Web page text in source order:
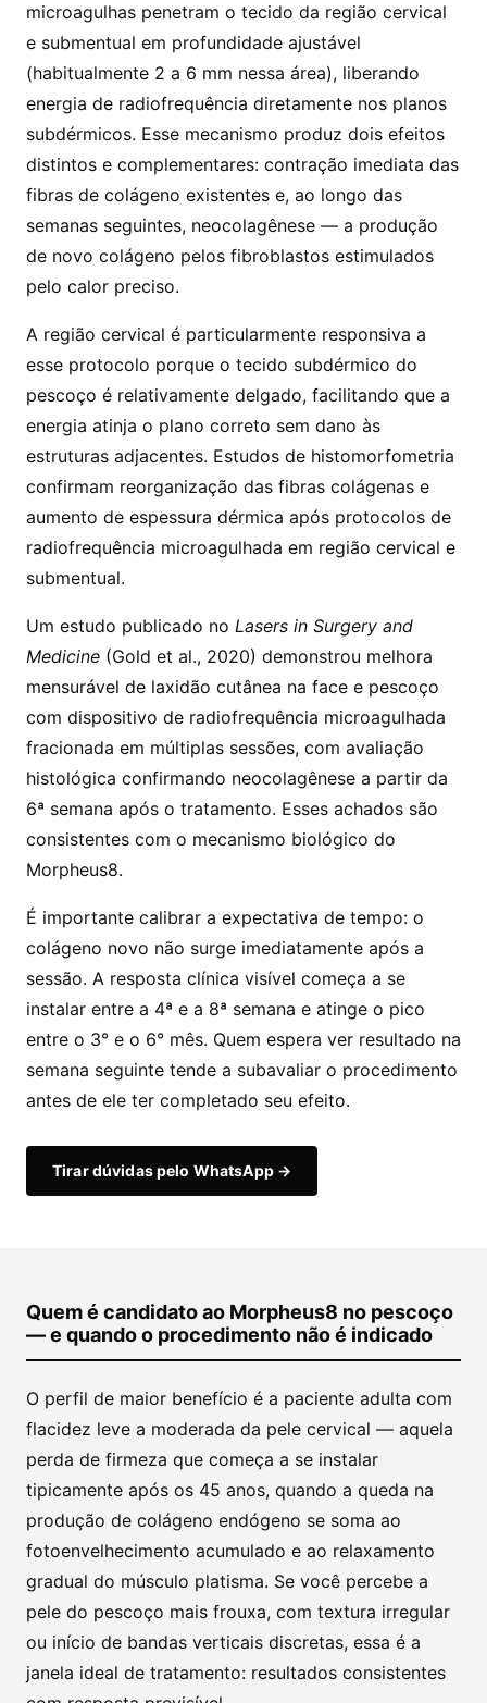
microagulhas penetram o tecido da região cervical
e submentual em profundidade ajustável
(habitualmente 2 a 6 mm nessa área), liberando
energia de radiofrequência diretamente nos planos
subdérmicos. Esse mecanismo produz dois efeitos
distintos e complementares: contração imediata das
fibras de colágeno existentes e, ao longo das
semanas seguintes, neocolagênese — a produção
de novo colágeno pelos fibroblastos estimulados
pelo calor preciso.
A região cervical é particularmente responsiva a
esse protocolo porque o tecido subdérmico do
pescoço é relativamente delgado, facilitando que a
energia atinja o plano correto sem dano às
estruturas adjacentes. Estudos de histomorfometria
confirmam reorganização das fibras colágenas e
aumento de espessura dérmica após protocolos de
radiofrequência microagulhada em região cervical e
submentual.
Um estudo publicado no Lasers in Surgery and
Medicine (Gold et al., 2020) demonstrou melhora
mensurável de laxidão cutânea na face e pescoço
com dispositivo de radiofrequência microagulhada
fracionada em múltiplas sessões, com avaliação
histológica confirmando neocolagênese a partir da
6ª semana após o tratamento. Esses achados são
consistentes com o mecanismo biológico do
Morpheus8.
É importante calibrar a expectativa de tempo: o
colágeno novo não surge imediatamente após a
sessão. A resposta clínica visível começa a se
instalar entre a 4ª e a 8ª semana e atinge o pico
entre o 3° e o 6° mês. Quem espera ver resultado na
semana seguinte tende a subavaliar o procedimento
antes de ele ter completado seu efeito.
Tirar dúvidas pelo WhatsApp →
Quem é candidato ao Morpheus8 no pescoço
— e quando o procedimento não é indicado
O perfil de maior benefício é a paciente adulta com
flacidez leve a moderada da pele cervical — aquela
perda de firmeza que começa a se instalar
tipicamente após os 45 anos, quando a queda na
produção de colágeno endógeno se soma ao
fotoenvelhecimento acumulado e ao relaxamento
gradual do músculo platisma. Se você percebe a
pele do pescoço mais frouxa, com textura irregular
ou início de bandas verticais discretas, essa é a
janela ideal de tratamento: resultados consistentes